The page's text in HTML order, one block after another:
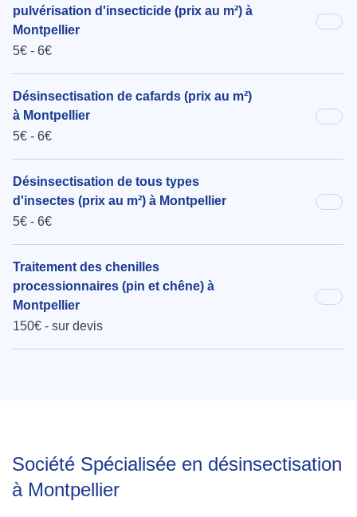
pulvérisation d'insecticide (prix au m²) à
Montpellier
5€ - 6€
Désinsectisation de cafards (prix au m²)
à Montpellier
5€ - 6€
Désinsectisation de tous types
d'insectes (prix au m²) à Montpellier
5€ - 6€
Traitement des chenilles
processionnaires (pin et chêne) à
Montpellier
150€ - sur devis
Société Spécialisée en désinsectisation
à Montpellier